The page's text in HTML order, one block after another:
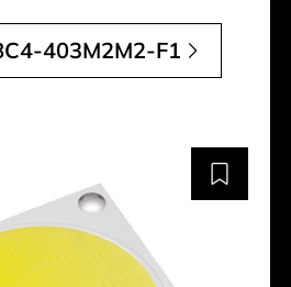
403M2M2-F1